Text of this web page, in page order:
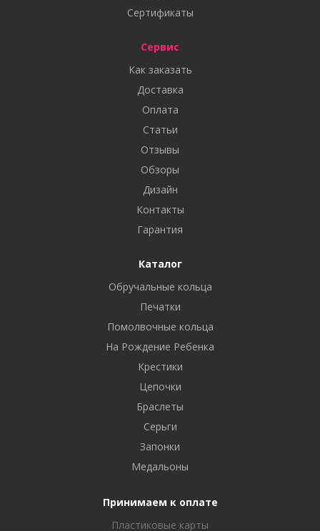
Сертификаты
Сервис
Как заказать
Доставка
Оплата
Статьи
Отзывы
Обзоры
Дизайн
Контакты
Гарантия
Каталог
Обручальные кольца
Печатки
Помолвочные кольца
На Рождение Ребенка
Крестики
Цепочки
Браслеты
Серьги
Запонки
Медальоны
Принимаем к оплате
Пластиковые карты